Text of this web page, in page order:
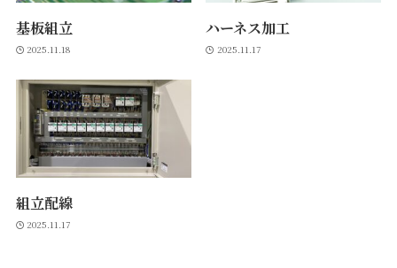
基板組立
2025.11.18
ハーネス加工
2025.11.17
組立配線
2025.11.17